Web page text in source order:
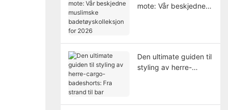
mote: Vår beskjedne
Den ultimate guiden til
styling av herre-